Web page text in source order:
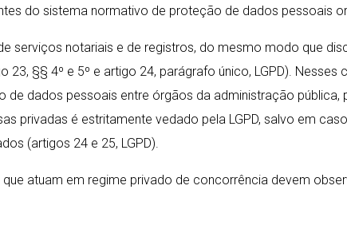
do sistema normativo de proteção de dados pessoais
serviços notariais e de registros, do mesmo modo que
§§ 4º e 5º e artigo 24, parágrafo único, LGPD).
dados pessoais entre órgãos da administração pública,
privadas é estritamente vedado pela LGPD, salvo em
(artigos 24 e 25, LGPD).
atuam em regime privado de concorrência devem